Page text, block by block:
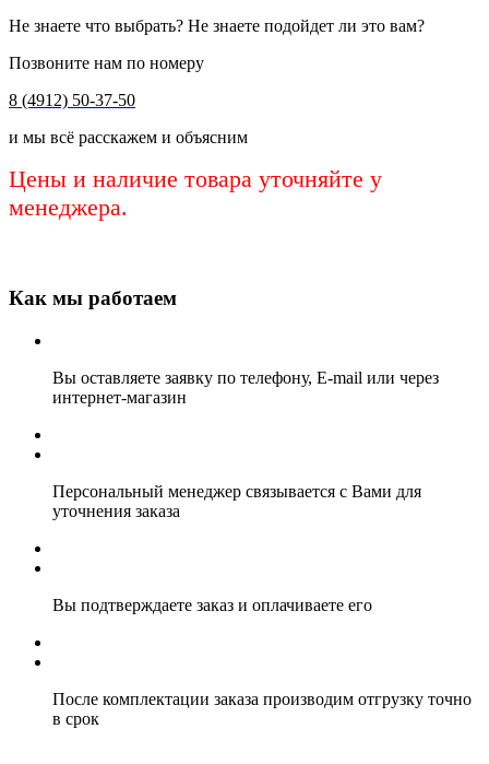
Не знаете что выбрать? Не знаете подойдет ли это вам?
Позвоните нам по номеру
8 (4912) 50-37-50
и мы всё расскажем и объясним
Цены и наличие товара уточняйте у
менеджера.
Как мы работаем
Вы оставляете заявку по телефону, E-mail или через
интернет-магазин
Персональный менеджер связывается с Вами для
уточнения заказа
Вы подтверждаете заказ и оплачиваете его
После комплектации заказа производим отгрузку точно
в срок